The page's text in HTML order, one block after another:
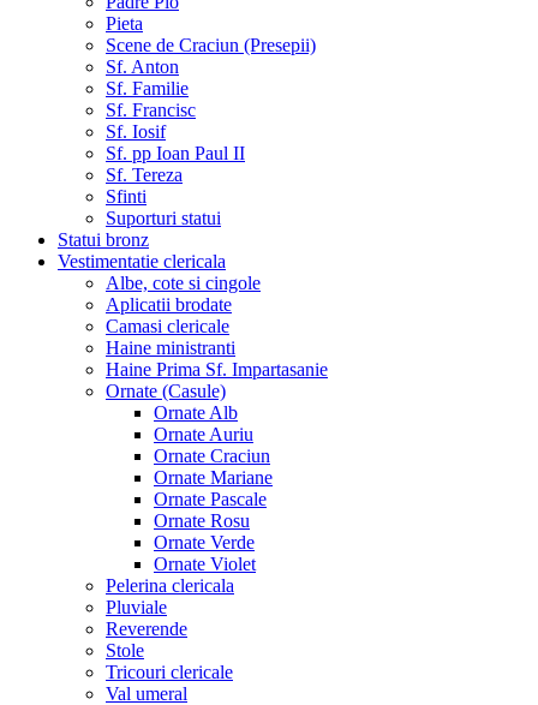
Pieta
Scene de Craciun (Presepii)
Sf. Anton
Sf. Familie
Sf. Francisc
Sf. Iosif
Sf. pp Ioan Paul II
Sf. Tereza
Sfinti
Suporturi statui
Statui bronz
Vestimentatie clericala
Albe, cote si cingole
Aplicatii brodate
Camasi clericale
Haine ministranti
Haine Prima Sf. Impartasanie
Ornate (Casule)
Ornate Alb
Ornate Auriu
Ornate Craciun
Ornate Mariane
Ornate Pascale
Ornate Rosu
Ornate Verde
Ornate Violet
Pelerina clericala
Pluviale
Reverende
Stole
Tricouri clericale
Val umeral